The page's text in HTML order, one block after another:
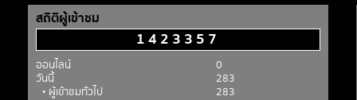
สถิติผู้เข้าชม
1423357
ออนไลน์
0
วันนี้
283
• ผู้เข้าชมทั่วไป
283